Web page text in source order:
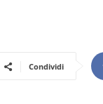
Condividi